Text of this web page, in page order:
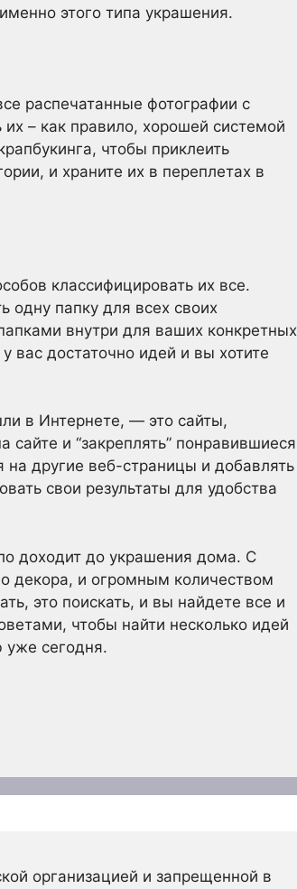
этого типа украшения.
распечатанные фотографии с
– как правило, хорошей системой
чтобы приклеить
и храните их в переплетах в
классифицировать их все.
одну папку для всех своих
внутри для ваших конкретных
вас достаточно идей и вы хотите
в Интернете, — это сайты,
и “закреплять” понравившиеся
другие веб-страницы и добавлять
свои результаты для удобства
доходит до украшения дома. С
декора, и огромным количеством
это поискать, и вы найдете все и
чтобы найти несколько идей
уже сегодня.
организацией и запрещенной в